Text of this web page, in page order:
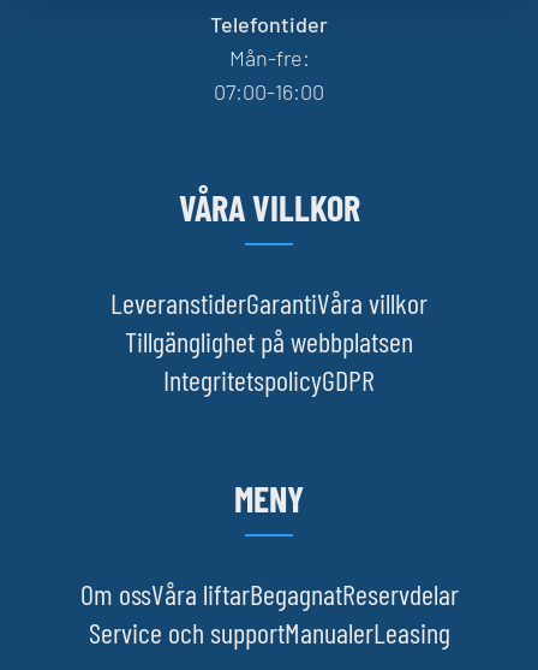
Telefontider
Mån-fre:
07:00-16:00
VÅRA VILLKOR
LeveranstiderGarantiVåra villkor
Tillgänglighet på webbplatsen
IntegritetspolicyGDPR
MENY
Om ossVåra liftarBegagnatReservdelar
Service och supportManualerLeasing